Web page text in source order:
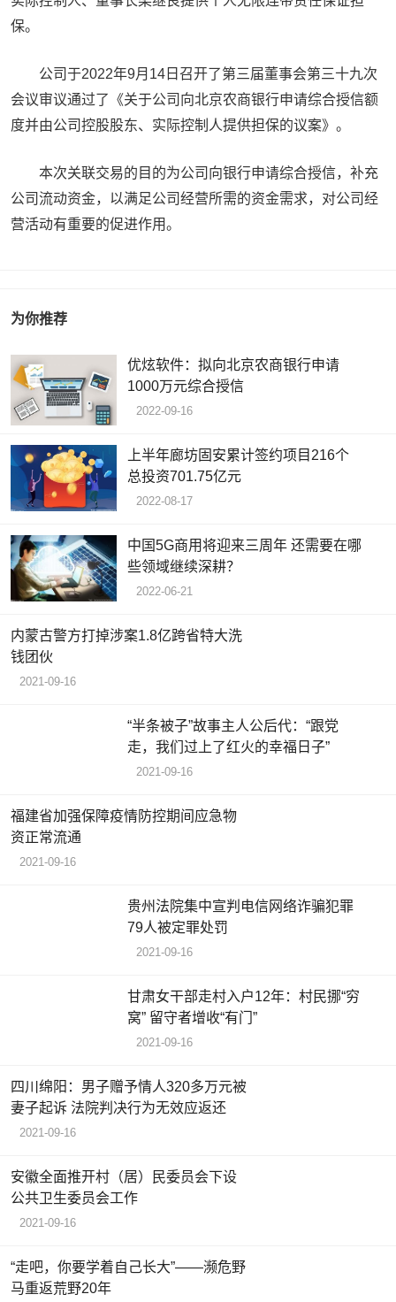
保。
公司于2022年9月14日召开了第三届董事会第三十九次
会议审议通过了《关于公司向北京农商银行申请综合授信额
度并由公司控股股东、实际控制人提供担保的议案》。
本次关联交易的目的为公司向银行申请综合授信，补充
公司流动资金，以满足公司经营所需的资金需求，对公司经
营活动有重要的促进作用。
为你推荐
优炫软件：拟向北京农商银行申请
1000万元综合授信
2022-09-16
上半年廊坊固安累计签约项目216个
总投资701.75亿元
2022-08-17
中国5G商用将迎来三周年 还需要在哪
些领域继续深耕？
2022-06-21
内蒙古警方打掉涉案1.8亿跨省特大洗
钱团伙
2021-09-16
“半条被子”故事主人公后代：“跟党
走，我们过上了红火的幸福日子”
2021-09-16
福建省加强保障疫情防控期间应急物
资正常流通
2021-09-16
贵州法院集中宣判电信网络诈骗犯罪
79人被定罪处罚
2021-09-16
甘肃女干部走村入户12年：村民挪“穷
窝” 留守者增收“有门”
2021-09-16
四川绵阳：男子赠予情人320多万元被
妻子起诉 法院判决行为无效应返还
2021-09-16
安徽全面推开村（居）民委员会下设
公共卫生委员会工作
2021-09-16
“走吧，你要学着自己长大”——濒危野
马重返荒野20年